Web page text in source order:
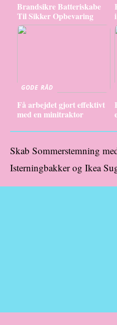
Brandsikre Batteriskabe
Til Sikker Opbevaring
GODE RÅD
Få arbejdet gjort effektivt
med en minitraktor
Skab Sommerstemning
Isterningbakker og Ikea